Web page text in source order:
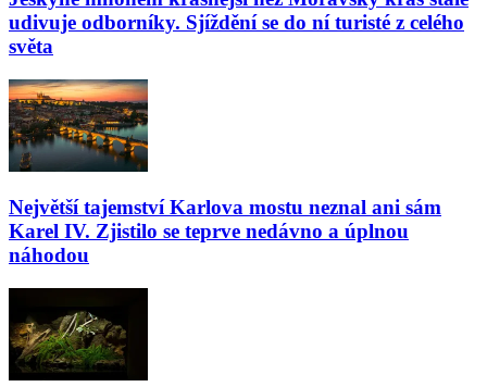
udivuje odborníky. Sjíždění se do ní turisté z celého
světa
Největší tajemství Karlova mostu neznal ani sám
Karel IV. Zjistilo se teprve nedávno a úplnou
náhodou